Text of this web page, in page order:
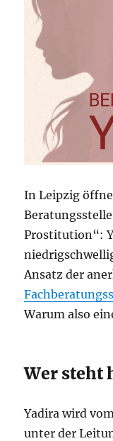
In Leipzig
Prostitution“:
Ansatz der
Warum also
Wer steht
Yadira wird
unter der